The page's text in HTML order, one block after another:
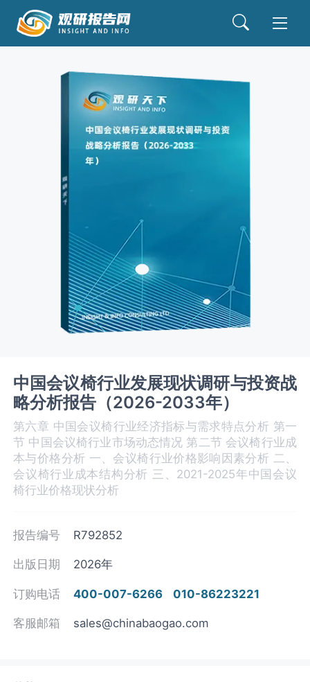
中国会议椅行业发展现状调研与投资战
略分析报告（2026-2033年）
第六章 中国会议椅‌‌‌行业经济指标与需求特点分析 第一
节 中国会议椅‌‌‌行业市场动态情况 第二节 会议椅‌‌‌行业成
本与价格分析 一、会议椅行业价格影响因素分析 二、
会议椅行业成本结构分析 三、2021-2025年中国会议
椅行业价格现状分析
报告编号 R792852
出版日期 2026年
订购电话 400-007-6266 010-86223221
客服邮箱 sales@chinabaogao.com